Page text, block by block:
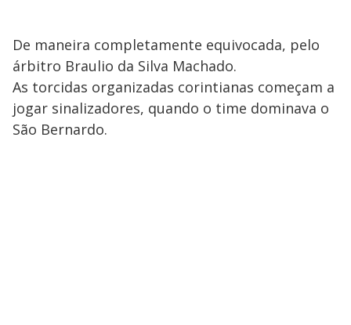
De maneira completamente equivocada, pelo
árbitro Braulio da Silva Machado.
As torcidas organizadas corintianas começam a
jogar sinalizadores, quando o time dominava o
São Bernardo.